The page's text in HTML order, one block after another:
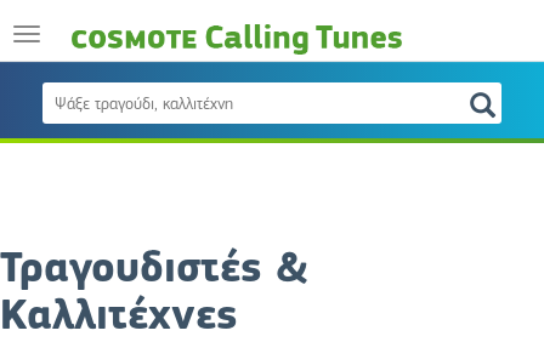
Τραγουδιστές &
Καλλιτέχνες